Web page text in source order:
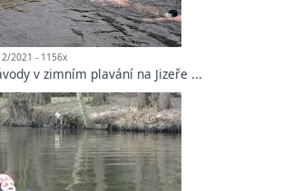
2021 - 1156x
v zimním plavání na Jizeře ...